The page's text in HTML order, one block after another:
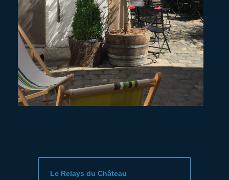
Le Relays du Château